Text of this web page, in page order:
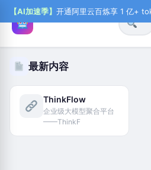
【AI加速季】 开通阿里云百炼享 1 亿+ tokens，Qwen3.7 限时 5 折起，秒悟新注
最新内容
ThinkFlow
企业级大模型聚合平台
——ThinkF